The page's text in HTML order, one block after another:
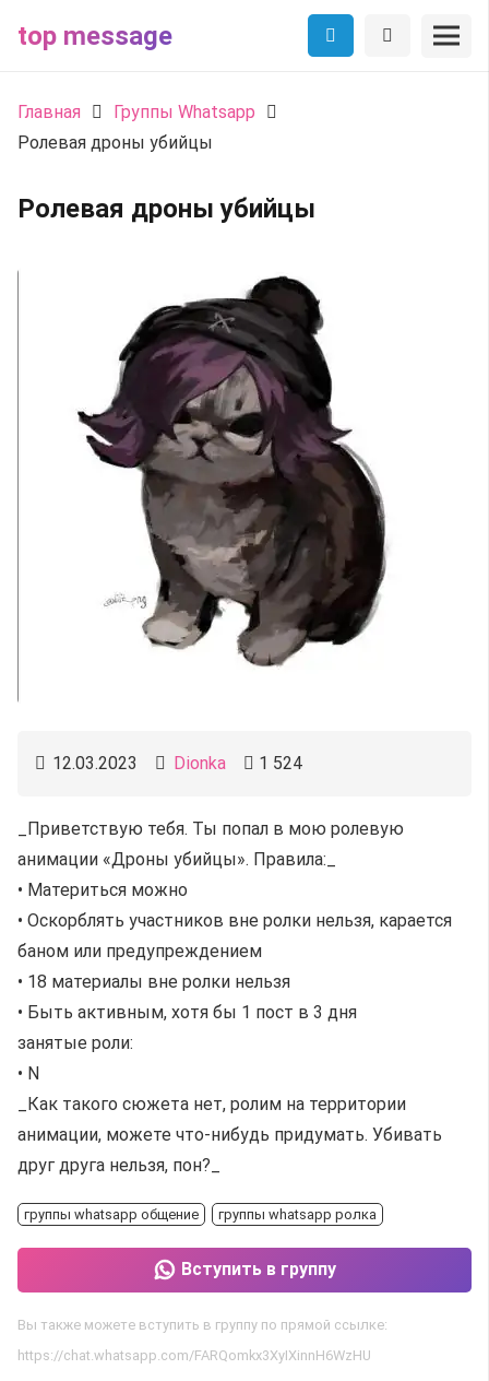
top message
Главная
Группы Whatsapp
Ролевая дроны убийцы
Ролевая дроны убийцы
12.03.2023 Dionka 1 524
_Приветствую тебя. Ты попал в мою ролевую
анимации «Дроны убийцы». Правила:_
• Материться можно
• Оскорблять участников вне ролки нельзя, карается
баном или предупреждением
• 18 материалы вне ролки нельзя
• Быть активным, хотя бы 1 пост в 3 дня
занятые роли:
• N
_Как такого сюжета нет, ролим на территории
анимации, можете что-нибудь придумать. Убивать
друг друга нельзя, пон?_
группы whatsapp общение группы whatsapp ролка
Вступить в группу
Вы также можете вступить в группу по прямой ссылке:
https://chat.whatsapp.com/FARQomkx3XyIXinnH6WzHU